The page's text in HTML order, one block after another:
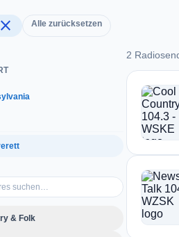
close Alle zurücksetzen
& Folk
2
2